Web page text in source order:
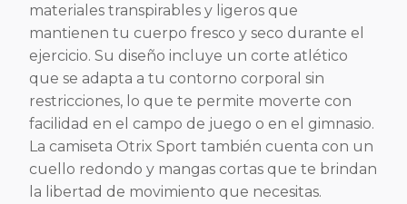
materiales transpirables y ligeros que
mantienen tu cuerpo fresco y seco durante el
ejercicio. Su diseño incluye un corte atlético
que se adapta a tu contorno corporal sin
restricciones, lo que te permite moverte con
facilidad en el campo de juego o en el gimnasio.
La camiseta Otrix Sport también cuenta con un
cuello redondo y mangas cortas que te brindan
la libertad de movimiento que necesitas.